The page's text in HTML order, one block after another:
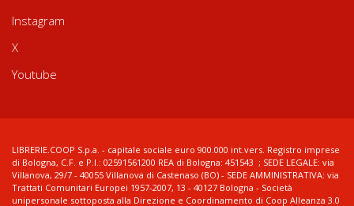
Instagram
X
Youtube
LIBRERIE.COOP S.p.a. - capitale sociale euro 900.000 int.vers. Registro imprese
di Bologna, C.F. e P.I.: 02591561200 REA di Bologna: 451543 ; SEDE LEGALE: via
Villanova, 29/7 - 40055 Villanova di Castenaso (BO) - SEDE AMMINISTRATIVA: via
Trattati Comunitari Europei 1957-2007, 13 - 40127 Bologna - Società
unipersonale sottoposta alla Direzione e Coordinamento di Coop Alleanza 3.0